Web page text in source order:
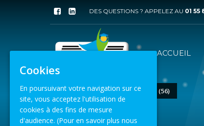
DES QUESTIONS ? APPELEZ AU 01 55
ACCUEIL
ACCUEIL VENUE VANNES (56)
8 août 2026
Cookies
En poursuivant votre navigation sur ce
site, vous acceptez l'utilisation de
cookies à des fins de mesure
d'audience. (Pour en savoir plus nous